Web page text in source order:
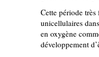
Cette période
unicellulaires
en oxygène
développement